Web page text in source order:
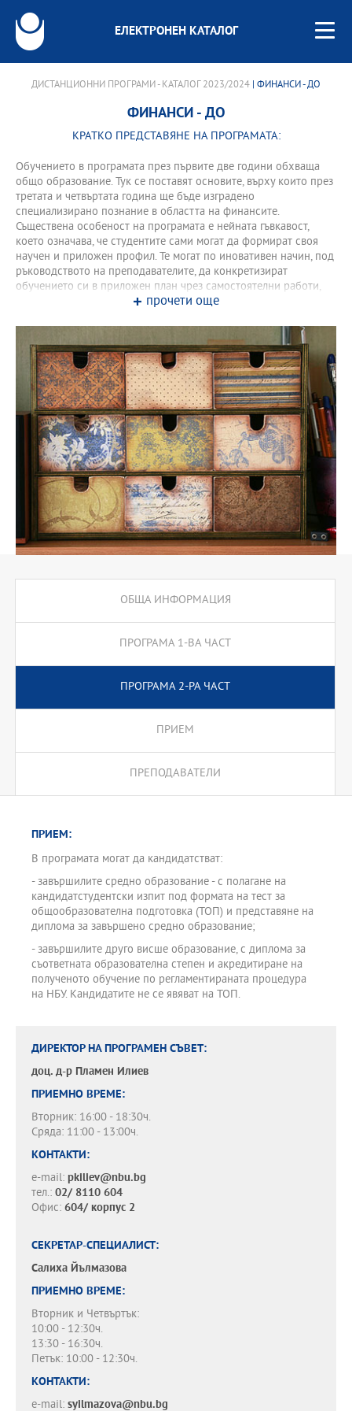
ЕЛЕКТРОНЕН КАТАЛОГ
ДИСТАНЦИОННИ ПРОГРАМИ - КАТАЛОГ 2023/2024 | ФИНАНСИ - ДО
ФИНАНСИ - ДО
КРАТКО ПРЕДСТАВЯНЕ НА ПРОГРАМАТА:
Обучението в програмата през първите две години обхваща
общо образование. Тук се поставят основите, върху които през
третата и четвъртата година ще бъде изградено
специализирано познание в областта на финансите.
Съществена особеност на програмата е нейната гъвкавост,
което означава, че студентите сами могат да формират своя
научен и приложен профил. Те могат по иновативен начин, под
ръководството на преподавателите, да конкретизират
обучението си в приложен план чрез самостоятелни работи,
които акцентират върху ключови, актуални въпроси от
научни направления, като Микро- и Макроикономика,
Международна икономика, Основи на счетоводството и др.,
студентите изучават Въведение във финансите, Основи на
управлението и т.н.
прочети още
ОБЩА ИНФОРМАЦИЯ
ПРОГРАМА 1-ВА ЧАСТ
ПРОГРАМА 2-РА ЧАСТ
ПРИЕМ
ПРЕПОДАВАТЕЛИ
ПРИЕМ:
В програмата могат да кандидатстват:
- завършилите средно образование - с полагане на
кандидатстудентски изпит под формата на тест за
общообразователна подготовка (ТОП) и представяне на
диплома за завършено средно образование;
- завършилите друго висше образование, с диплома за
съответната образователна степен и акредитиране на
полученото обучение по регламентираната процедура
на НБУ. Кандидатите не се явяват на ТОП.
ДИРЕКТОР НА ПРОГРАМЕН СЪВЕТ:
доц. д-р Пламен Илиев
ПРИЕМНО ВРЕМЕ:
Вторник: 16:00 - 18:30ч.
Сряда: 11:00 - 13:00ч.
КОНТАКТИ:
e-mail: pkiliev@nbu.bg
тел.: 02/ 8110 604
Офис: 604/ корпус 2
СЕКРЕТАР-СПЕЦИАЛИСТ:
Салиха Йълмазова
ПРИЕМНО ВРЕМЕ:
Вторник и Четвъртък:
10:00 - 12:30ч.
13:30 - 16:30ч.
Петък: 10:00 - 12:30ч.
КОНТАКТИ:
e-mail: syilmazova@nbu.bg